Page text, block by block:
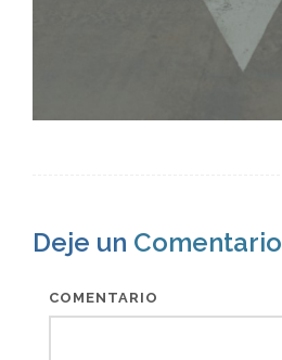
Deje un Comentario
COMENTARIO